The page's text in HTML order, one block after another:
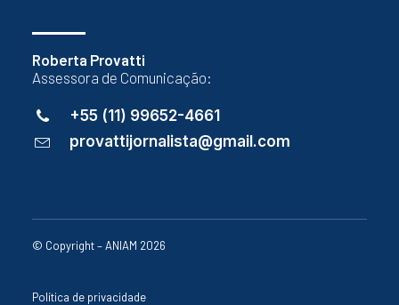
Roberta Provatti
Assessora de Comunicação:
+55 (11) 99652-4661
provattijornalista@gmail.com
© Copyright – ANIAM 2026
Política de privacidade